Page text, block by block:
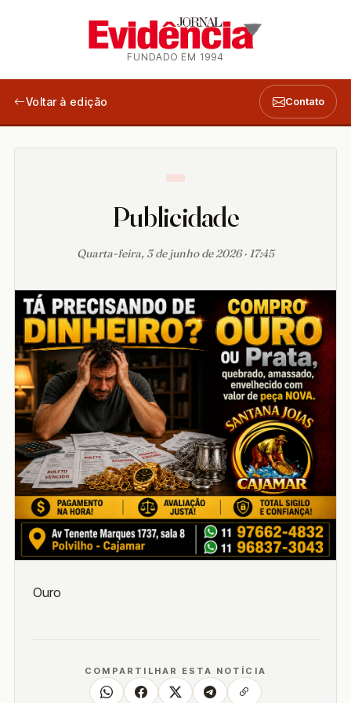
FUNDADO EM 1994
Voltar à edição Contato
Publicidade
Quarta-feira, 3 de junho de 2026 · 17:45
Ouro
COMPARTILHAR ESTA NOTÍCIA